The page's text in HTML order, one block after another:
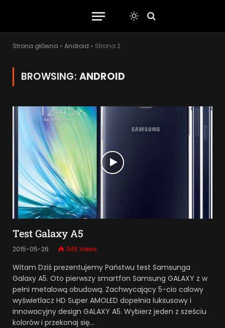
Strona główna » Android » Strona 2
BROWSING: ANDROID
Test Galaxy A5
2015-05-26 345 Views
Witam Dziś prezentujemy Państwu test Samsunga
Galaxy A5. Oto pierwszy smartfon Samsung GALAXY z w
pełni metalową obudową. Zachwycający 5-cio calowy
wyświetlacz HD Super AMOLED dopełnia luksusowy i
innowacyjny design GALAXY A5. Wybierz jeden z sześciu
kolorów i przekonaj się…